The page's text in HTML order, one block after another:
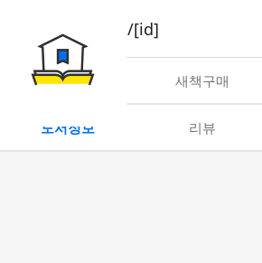
book/rent/[id]
대여 새책구매
도서정보 리뷰